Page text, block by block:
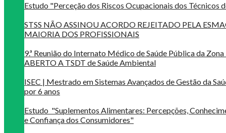
Estudo "Perceção dos Riscos Ocupacionais dos Técnicos
STSS NÃO ASSINOU ACORDO REJEITADO PELA
MAIORIA DOS PROFISSIONAIS
9.ª Reunião do Internato Médico de Saúde Pública da
ABERTO A TSDT de Saúde Ambiental
ISEC | Mestrado em Sistemas Avançados de Gestão da
por 6 anos
Estudo "Suplementos Alimentares: Percepções,
e Confiança dos Consumidores"